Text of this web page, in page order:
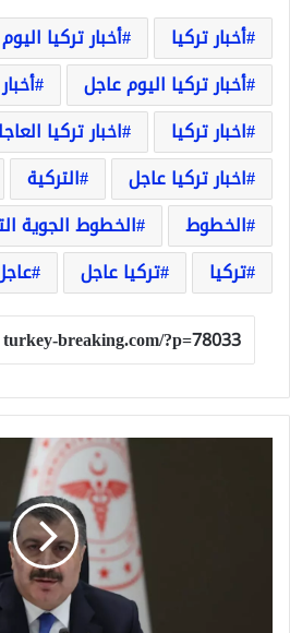
أخبار تركيا
أخبار تركيا اليوم
أخبار تركيا اليوم عاجل
اخبار تركيا
اخبار تركيا
اخبار تركيا عاجل
التركية
الخطوط
الخطوط الجوية
تركيا
تركيا عاجل